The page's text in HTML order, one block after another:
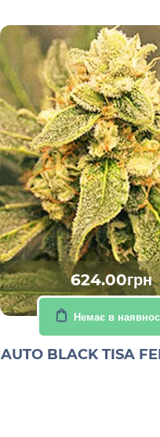
624.00грн
Немає в
AUTO BLACK TISA